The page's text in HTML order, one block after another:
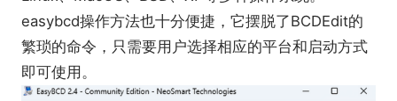
easybcd操作方法也十分便捷，它摆脱了BCDEdit的
繁琐的命令，只需要用户选择相应的平台和启动方式
即可使用。